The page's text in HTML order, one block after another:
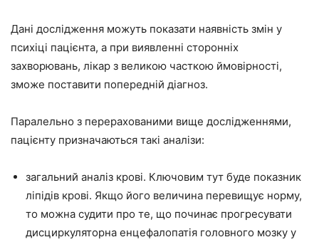
Дані дослідження можуть показати наявність змін у
психіці пацієнта, а при виявленні сторонніх
захворювань, лікар з великою часткою ймовірності,
зможе поставити попередній діагноз.
Паралельно з перерахованими вище дослідженнями,
пацієнту призначаються такі аналізи:
загальний аналіз крові. Ключовим тут буде показник
ліпідів крові. Якщо його величина перевищує норму,
то можна судити про те, що починає прогресувати
дисциркуляторна енцефалопатія головного мозку у